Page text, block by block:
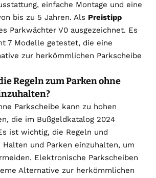
einfache Montage und eine
bis zu 5 Jahren. Als Preistipp
Parkwächter V0 ausgezeichnet. Es
7 Modelle getestet, die eine
zur herkömmlichen Parkscheibe
Regeln zum Parken ohne
Parkscheibe kann zu hohen
die im Bußgeldkatalog 2024
ist wichtig, die Regeln und
und Parken einzuhalten, um
Elektronische Parkscheiben
Alternative zur herkömmlichen